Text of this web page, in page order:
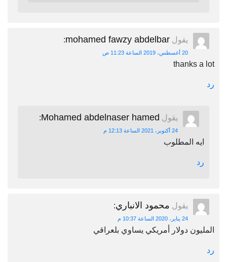
يقول mohamed fawzy abdelbar
:
20 أغسطس، 2019 الساعة 11:23 ص
thanks a lot
رد
يقول Mohamed abdelnaser hamed
:
24 أكتوبر، 2021 الساعة 12:13 م
ايه المطلوب
رد
يقول محمود الانباري:
24 يناير، 2020 الساعة 10:37 م
المليون دولار أمريكي يساوي بلعراقي
رد